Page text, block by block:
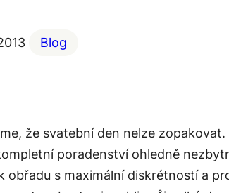
Blog
že svatební den nelze
poradenství ohledně
s maximální diskrétností a